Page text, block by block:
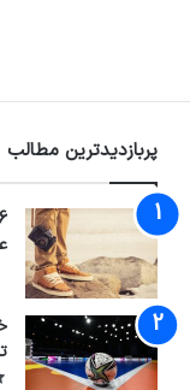
پربازدیدترین مطالب
71%